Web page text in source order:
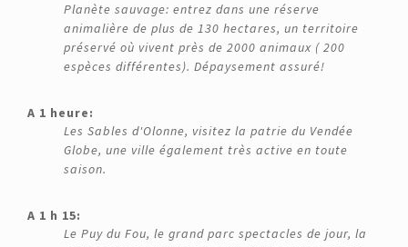
Planète sauvage: entrez dans une réserve
animalière de plus de 130 hectares, un territoire
préservé où vivent près de 2000 animaux ( 200
espèces différentes). Dépaysement assuré!
A 1 heure:
Les Sables d'Olonne, visitez la patrie du Vendée
Globe, une ville également très active en toute
saison.
A 1 h 15:
Le Puy du Fou, le grand parc spectacles de jour, la